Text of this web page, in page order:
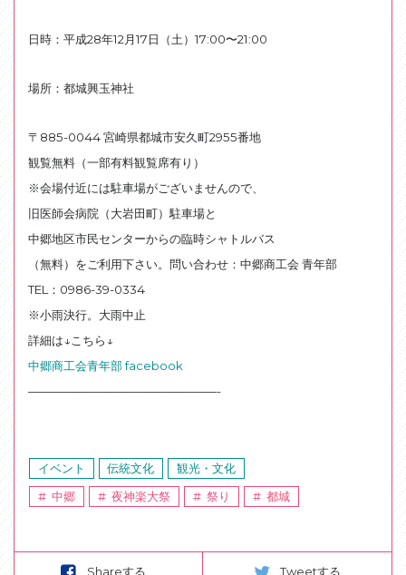
日時：平成28年12月17日（土）17:00〜21:00
場所：都城興玉神社
〒885-0044 宮崎県都城市安久町2955番地
観覧無料（一部有料観覧席有り）
※会場付近には駐車場がございませんので、
旧医師会病院（大岩田町）駐車場と
中郷地区市民センターからの臨時シャトルバス
（無料）をご利用下さい。 問い合わせ：中郷商工会 青年部
TEL：0986-39-0334
※小雨決行。大雨中止
詳細は↓こちら↓
中郷商工会青年部 facebook
————————————————-
イベント 伝統文化
観光・文化
中郷
夜神楽大祭 祭り 都城
Shareする Tweetする